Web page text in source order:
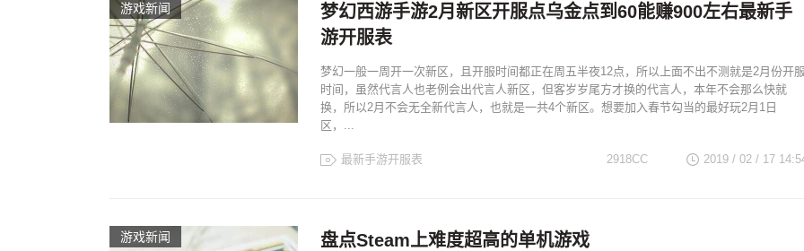
游戏新闻
梦幻西游手游2月新区开服点乌金点到60能赚900左右最新手
游开服表
梦幻一般一周开一次新区，且开服时间都正在周五半夜12点，所以上面不出不测就是2月份开服
时间，虽然代言人也老例会出代言人新区，但客岁岁尾方才换的代言人，本年不会那么快就
换，所以2月不会无全新代言人，也就是一共4个新区。想要加入春节勾当的最好玩2月1日
区，...
最新手游开服表 2019 / 02 / 17
2918CC
游戏新闻 盘点Steam上难度超高的单机游戏